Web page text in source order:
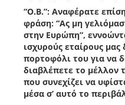
“Ο.Β.”: Αναφέρατε
φράση: “Ας μη
στην Ευρώπη”,
ισχυρούς εταίρους μας
πορτοφόλι του για να
διαβλέπετε το μέλλον
που συνεχίζει να
μέσα σ’ αυτό το